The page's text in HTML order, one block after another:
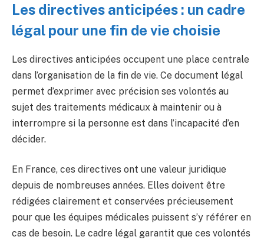
Les directives anticipées : un cadre
légal pour une fin de vie choisie
Les directives anticipées occupent une place centrale
dans l’organisation de la fin de vie. Ce document légal
permet d’exprimer avec précision ses volontés au
sujet des traitements médicaux à maintenir ou à
interrompre si la personne est dans l’incapacité d’en
décider.
En France, ces directives ont une valeur juridique
depuis de nombreuses années. Elles doivent être
rédigées clairement et conservées précieusement
pour que les équipes médicales puissent s’y référer en
cas de besoin. Le cadre légal garantit que ces volontés